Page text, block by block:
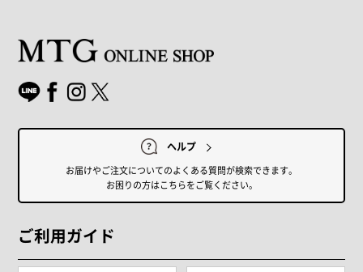
ヘルプ
お届けやご注文についてのよくある質問が検索できます。
お困りの方はこちらをご覧ください。
ご利用ガイド